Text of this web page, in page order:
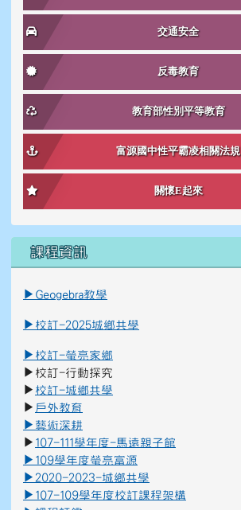
交通安全
反毒教育
教育部性別平等教育
富源國中性平霸凌相關法規
關懷E起來
課程資訊
link to \ \"\\"_blank\\"\"
link to https://reurl.cc/K8Ko7g _blank
▶ Geogebra教學
▶ 校訂-2025城鄉共學
▶ 校訂-螢亮家鄉
▶ 校訂-行動探究
▶ 校訂-城鄉共學
▶ 戶外教育
▶ 藝術深耕
▶ 107-111學年度-馬遠親子館
▶ 109學年度螢亮富源
▶ 2020-2023-城鄉共學
▶ 107-109學年度校訂課程架構